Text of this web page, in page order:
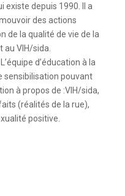
depuis 1990. Il a
des actions
de la qualité de vie de la
au VIH/sida.
d’éducation à la
sensibilisation pouvant
à propos de :VIH/sida,
(réalités de la rue),
positive.